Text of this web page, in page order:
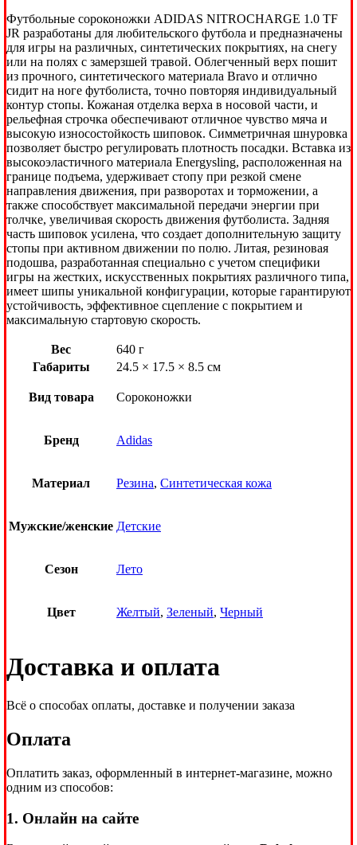
Футбольные сороконожки ADIDAS NITROCHARGE 1.0 TF
JR разработаны для любительского футбола и предназначены
для игры на различных, синтетических покрытиях, на снегу
или на полях с замерзшей травой. Облегченный верх пошит
из прочного, синтетического материала Bravo и отлично
сидит на ноге футболиста, точно повторяя индивидуальный
контур стопы. Кожаная отделка верха в носовой части, и
рельефная строчка обеспечивают отличное чувство мяча и
высокую износостойкость шиповок. Симметричная шнуровка
позволяет быстро регулировать плотность посадки. Вставка из
высокоэластичного материала Energysling, расположенная на
границе подъема, удерживает стопу при резкой смене
направления движения, при разворотах и торможении, а
также способствует максимальной передачи энергии при
толчке, увеличивая скорость движения футболиста. Задняя
часть шиповок усилена, что создает дополнительную защиту
стопы при активном движении по полю. Литая, резиновая
подошва, разработанная специально с учетом специфики
игры на жестких, искусственных покрытиях различного типа,
имеет шипы уникальной конфигурации, которые гарантируют
устойчивость, эффективное сцепление с покрытием и
максимальную стартовую скорость.
Вес
640 г
Габариты
24.5 × 17.5 × 8.5 см
Вид товара Сороконожки
Бренд Adidas
Материал Резина, Синтетическая кожа
Мужские/женские Детские
Сезон Лето
Цвет Желтый, Зеленый, Черный
Доставка и оплата
Всё о способах оплаты, доставке и получении заказа
Оплата
Оплатить заказ, оформленный в интернет-магазине, можно
одним из способов:
1. Онлайн на сайте